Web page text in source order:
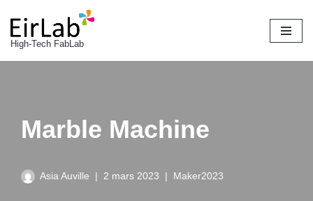
Aller
High-Tech FabLab
Marble Machine
Asia Auville 2 mars 2023 Maker2023